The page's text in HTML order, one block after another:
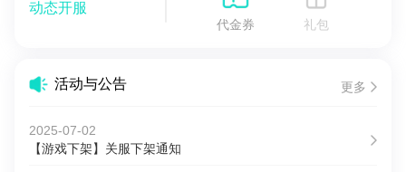
动态开服
代金券 礼包
活动与公告 更多
2025-07-02
【游戏下架】关服下架通知